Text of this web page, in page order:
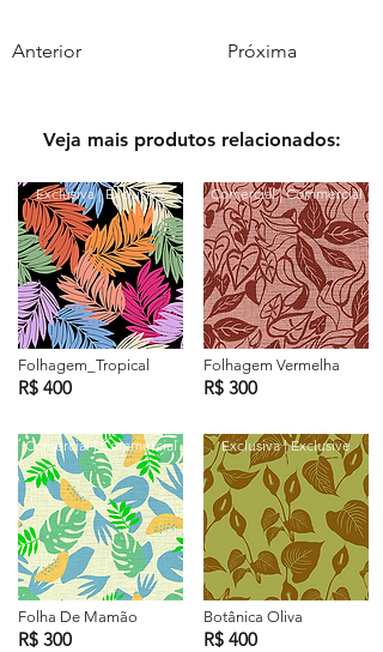
Anterior Próxima
Veja mais produtos relacionados:
Exclusiva | Exclusive
Folhagem_Tropical
R$ 400
Comercial | Commercial
Folha De Mamão
R$ 300
Comercial | Commercial
Folhagem Vermelha
R$ 300
Exclusiva | Exclusive
Botânica Oliva
R$ 400